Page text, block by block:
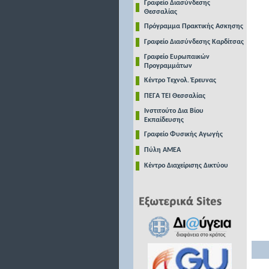
Γραφείο Διασύνδεσης
Θεσσαλίας
Πρόγραμμα Πρακτικής Ασκησης
Γραφείο Διασύνδεσης Καρδίτσας
Γραφείο Ευρωπαικών
Προγραμμάτων
Κέντρο Τεχνολ. Έρευνας
ΠΕΓΑ ΤΕΙ Θεσσαλίας
Ινστιτούτο Δια Βίου
Εκπαίδευσης
Γραφείο Φυσικής Αγωγής
Πύλη ΑΜΕΑ
Κέντρο Διαχείρισης Δικτύου